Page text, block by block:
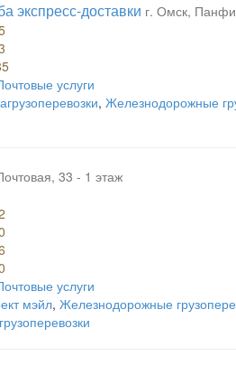
экспресс-доставки г. Омск,
услуги
, Железнодорожные
33 - 1 этаж
услуги
мэйл, Железнодорожные